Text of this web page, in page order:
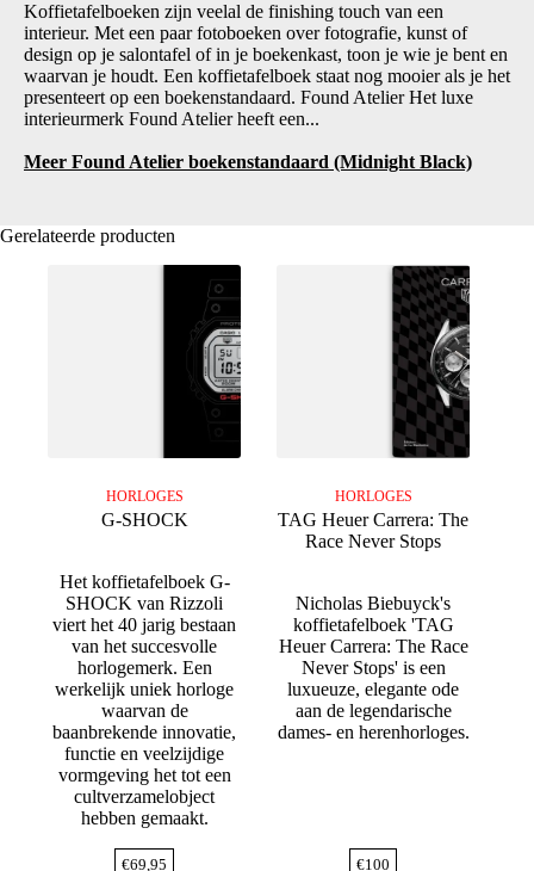
Koffietafelboeken zijn veelal de finishing touch van een
interieur. Met een paar fotoboeken over fotografie, kunst of
design op je salontafel of in je boekenkast, toon je wie je bent en
waarvan je houdt. Een koffietafelboek staat nog mooier als je het
presenteert op een boekenstandaard. Found Atelier Het luxe
interieurmerk Found Atelier heeft een...
Meer Found Atelier boekenstandaard (Midnight Black)
Gerelateerde producten
HORLOGES
G-SHOCK
Het koffietafelboek G-
SHOCK van Rizzoli
viert het 40 jarig bestaan
van het succesvolle
horlogemerk. Een
werkelijk uniek horloge
waarvan de
baanbrekende innovatie,
functie en veelzijdige
vormgeving het tot een
cultverzamelobject
hebben gemaakt.
€69,95
HORLOGES
TAG Heuer Carrera: The
Race Never Stops
Nicholas Biebuyck's
koffietafelboek 'TAG
Heuer Carrera: The Race
Never Stops' is een
luxueuze, elegante ode
aan de legendarische
dames- en herenhorloges.
€100